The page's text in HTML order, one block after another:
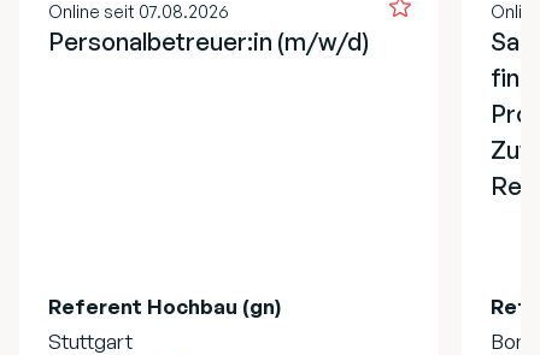
Online seit 07.08.2026
Personalbetreuer:in (m/w/d)
Referent Hochbau (gn)
Stuttgart
Bonn